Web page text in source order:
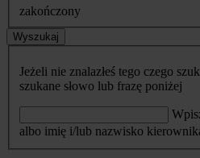
zakończony
Wyszukaj
Jeżeli nie znalazłeś tego czego
szukane słowo lub frazę poniżej
albo imię i/lub nazwisko